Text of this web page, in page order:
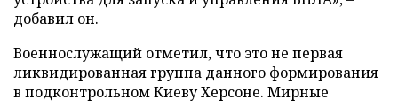
добавил он.
Военнослужащий отметил, что это не первая
ликвидированная группа данного формирования
в подконтрольном Киеву Херсоне. Мирные